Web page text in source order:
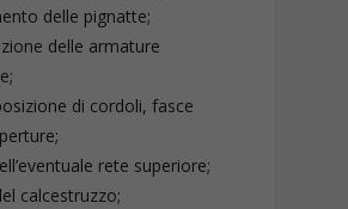
delle pignatte;
delle armature
di cordoli, fasce
rete superiore;
calcestruzzo;